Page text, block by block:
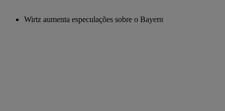
Wirtz aumenta especulações sobre o Bayern